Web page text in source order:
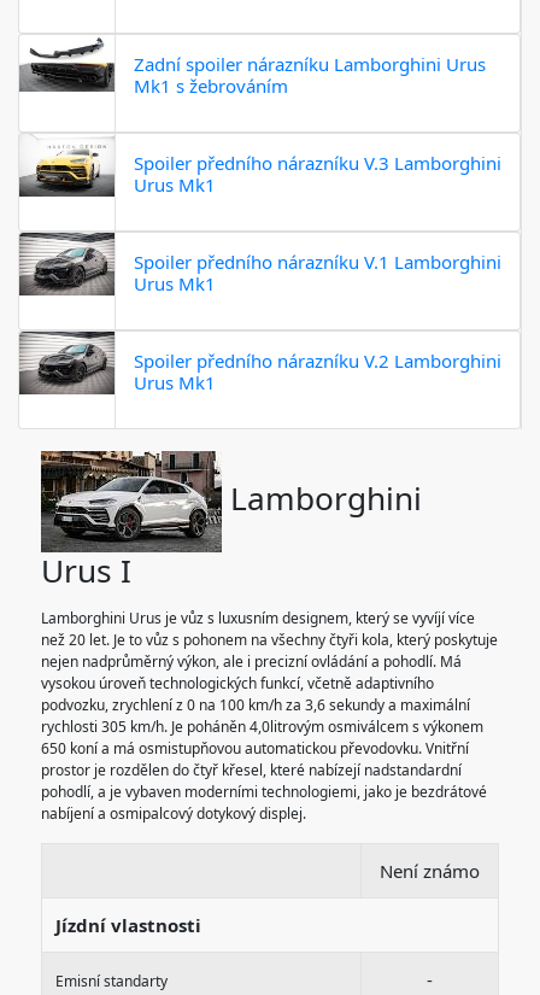
Zadní spoiler nárazníku Lamborghini Urus
Mk1 s žebrováním
Spoiler předního nárazníku V.3 Lamborghini
Urus Mk1
Spoiler předního nárazníku V.1 Lamborghini
Urus Mk1
Spoiler předního nárazníku V.2 Lamborghini
Urus Mk1
Lamborghini
Urus I
Lamborghini Urus je vůz s luxusním designem, který se vyvíjí více
než 20 let. Je to vůz s pohonem na všechny čtyři kola, který poskytuje
nejen nadprůměrný výkon, ale i precizní ovládání a pohodlí. Má
vysokou úroveň technologických funkcí, včetně adaptivního
podvozku, zrychlení z 0 na 100 km/h za 3,6 sekundy a maximální
rychlosti 305 km/h. Je poháněn 4,0litrovým osmiválcem s výkonem
650 koní a má osmistupňovou automatickou převodovku. Vnitřní
prostor je rozdělen do čtyř křesel, které nabízejí nadstandardní
pohodlí, a je vybaven moderními technologiemi, jako je bezdrátové
nabíjení a osmipalcový dotykový displej.
Není známo
Jízdní vlastnosti
Emisní standarty -